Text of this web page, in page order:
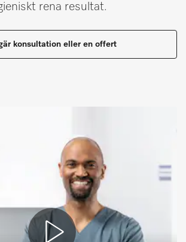
rena resultat.
konsultation eller en offert